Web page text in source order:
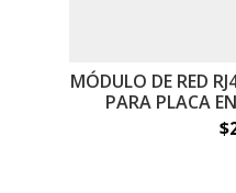
MÓDULO DE RED
PARA PLACA